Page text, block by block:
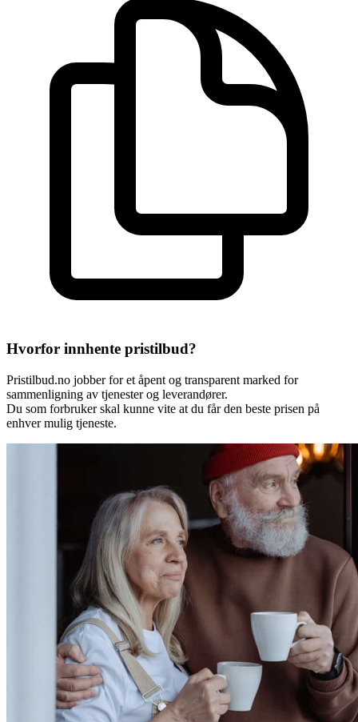
Hvorfor innhente pristilbud?
Pristilbud.no jobber for et åpent og transparent marked for
sammenligning av tjenester og leverandører.
Du som forbruker skal kunne vite at du får den beste prisen på
enhver mulig tjeneste.